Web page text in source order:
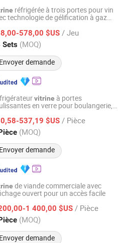
réfrigérée à trois portes pour vin
technologie de gélification à gaz
578,00 $US / Jeu
Sets (MOQ)
Envoyer demande
Equipment Co., Ltd.
Depuis 2023
vitrine à portes
en verre pour boulangerie,
LED
537,19 $US / Pièce
(MOQ)
Envoyer demande
Co., Ltd.
Depuis 2024
de viande commerciale avec
ouvert pour un accès facile
1 400,00 $US / Pièce
(MOQ)
Envoyer demande
Equipment Co., Ltd
Depuis 2025